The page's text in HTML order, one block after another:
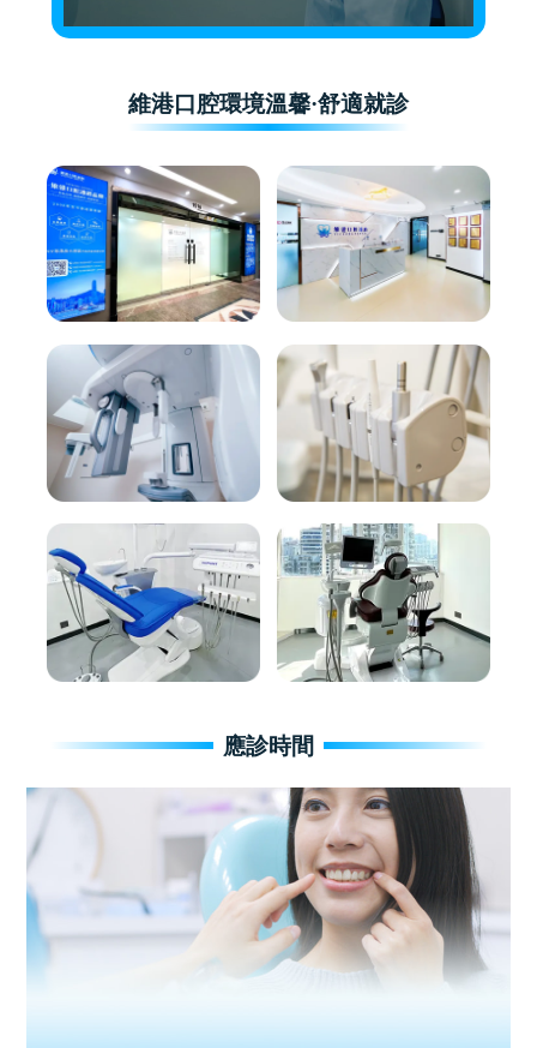
維港口腔環境溫馨·舒適就診
應診時間